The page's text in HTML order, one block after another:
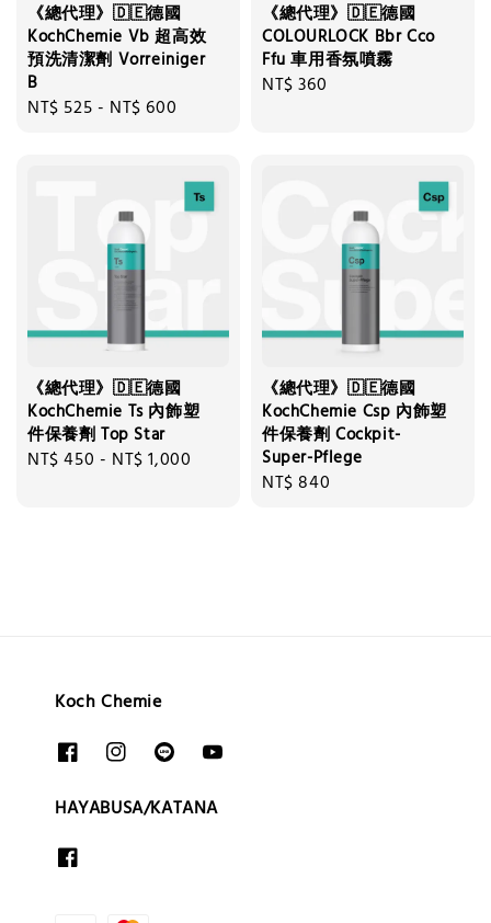
《總代理》🇩🇪德國
KochChemie Vb 超高效
預洗清潔劑 Vorreiniger
B
Regular
NT$ 525 - NT$ 600
《總代理》🇩🇪德國
COLOURLOCK Bbr Cco
Ffu 車用香氛噴霧
Regular
NT$ 360
《總代理》🇩🇪德國
KochChemie Ts 內飾塑
件保養劑 Top Star
Regular
NT$ 450 - NT$ 1,000
《總代理》🇩🇪德國
KochChemie Csp 內飾塑
件保養劑 Cockpit-
Super-Pflege
Regular
NT$ 840
Koch Chemie
HAYABUSA/KATANA